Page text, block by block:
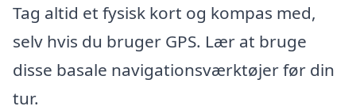
Tag altid et fysisk kort og kompas med,
selv hvis du bruger GPS. Lær at bruge
disse basale navigationsværktøjer før din
tur.